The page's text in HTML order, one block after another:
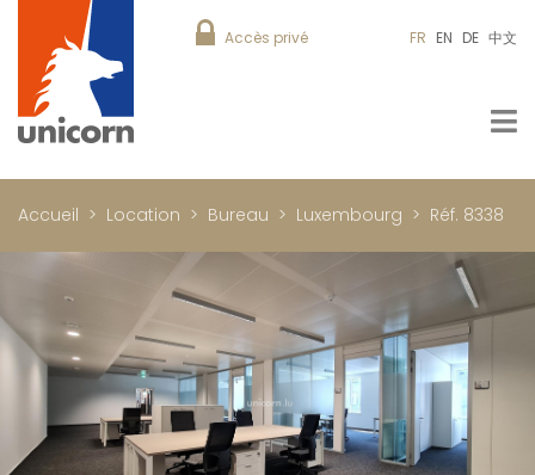
Accès privé FR EN DE 中文
Accueil Location Bureau Luxembourg Réf. 8338